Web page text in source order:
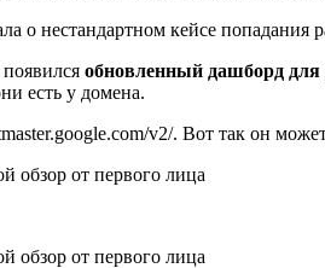
о нестандартном кейсе
обновленный дашборд для
есть у домена.
v2/. Вот так он